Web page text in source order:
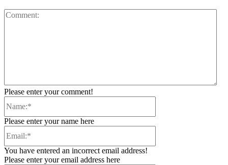
Please enter your comment!
Please enter your name here
You have entered an incorrect email address!
Please enter your email address here